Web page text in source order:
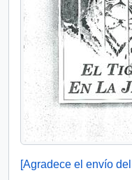
[Agradece el envío